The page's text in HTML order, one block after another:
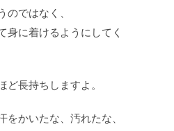
のではなく、
身に着けるようにしてく
ど長持ちしますよ。
をかいたな、汚れたな、